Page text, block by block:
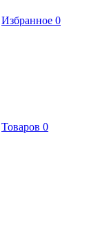
Избранное 0
Товаров 0